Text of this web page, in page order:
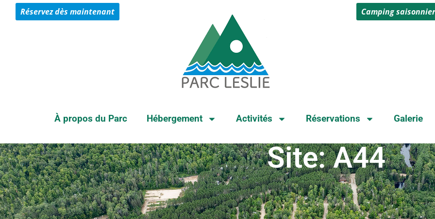
Réservez dès maintenant Camping saisonnier
À propos du Parc Hébergement Activités Réservations Galerie
Site: A44